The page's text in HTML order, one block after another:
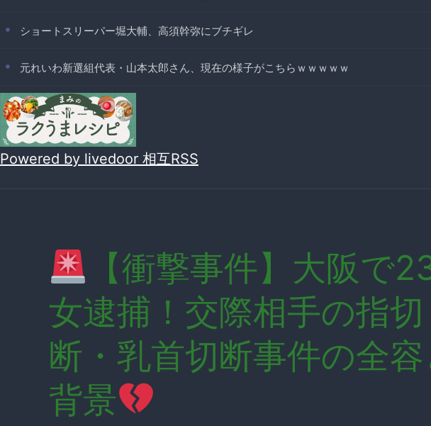
ショートスリーパー堀大輔、高須幹弥にブチギレ
元れいわ新選組代表・山本太郎さん、現在の様子がこちらｗｗｗｗｗ
Powered by livedoor 相互RSS
【衝撃事件】大阪で
女逮捕！交際相手の指切
断・乳首切断事件の全容
背景